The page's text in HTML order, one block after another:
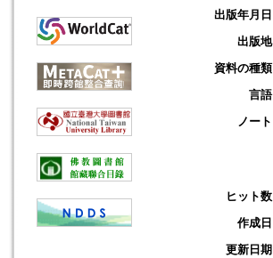
出版年月日
出版地
資料の種類
言語
ノート
ヒット数
作成日
更新日期